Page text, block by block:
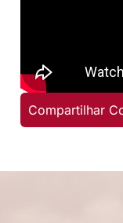
Compartilhar